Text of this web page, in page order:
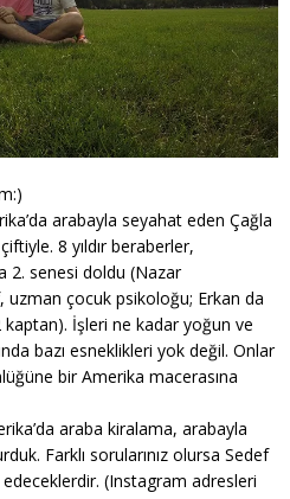
arabayla seyahat eden Çağla
8 yıldır beraberler,
2. senesi doldu (Nazar
çocuk psikoloğu; Erkan da
İşleri ne kadar yoğun ve
bazı esneklikleri yok değil. Onlar
bir Amerika macerasına
araba kiralama, arabayla
Farklı sorularınız olursa Sedef
(Instagram adresleri